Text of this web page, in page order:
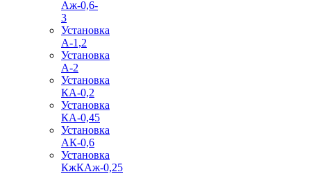
Аж-0,6-
3
Установка
А-1,2
Установка
А-2
Установка
КА-0,2
Установка
КА-0,45
Установка
АК-0,6
Установка
КжКАж-0,25